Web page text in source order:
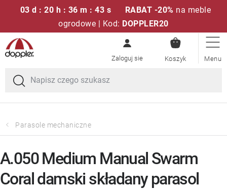
03 d : 20 h : 36 m : 42 s RABAT -20% na meble
ogrodowe | Kod: DOPPLER20
Przejść
do
treści
KOSZYK
Zestawy sof
Parasole ogrodowe
Poduszki i poduszki siedziskowe
Parasole mechaniczne
A.050 Medium Manual Swarm
Coral damski składany parasol